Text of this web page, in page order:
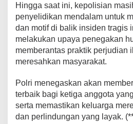
a
y
k
a
n
a
a
m
p
Hingga saat ini, kepolisian
penyelidikan mendalam untuk
dan motif di balik insiden tragis
melakukan upaya penegakan
memberantas praktik perjudian
meresahkan masyarakat.
Polri menegaskan akan
terbaik bagi ketiga anggota
serta memastikan keluarga
dan perlindungan yang layak.